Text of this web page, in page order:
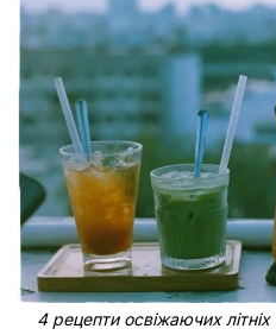
4 рецепти освіжаючих